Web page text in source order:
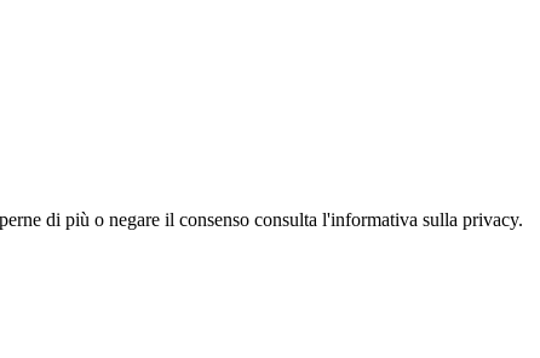
di più o negare il consenso consulta l'informativa sulla privacy.